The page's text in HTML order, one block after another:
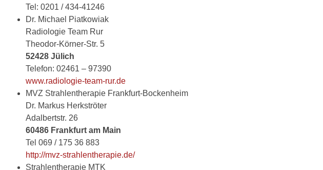
Tel: 0201 / 434-41246
Dr. Michael Piatkowiak
Radiologie Team Rur
Theodor-Körner-Str. 5
52428 Jülich
Telefon: 02461 – 97390
www.radiologie-team-rur.de
MVZ Strahlentherapie Frankfurt-Bockenheim
Dr. Markus Herkströter
Adalbertstr. 26
60486 Frankfurt am Main
Tel 069 / 175 36 883
http://mvz-strahlentherapie.de/
Strahlentherapie MTK